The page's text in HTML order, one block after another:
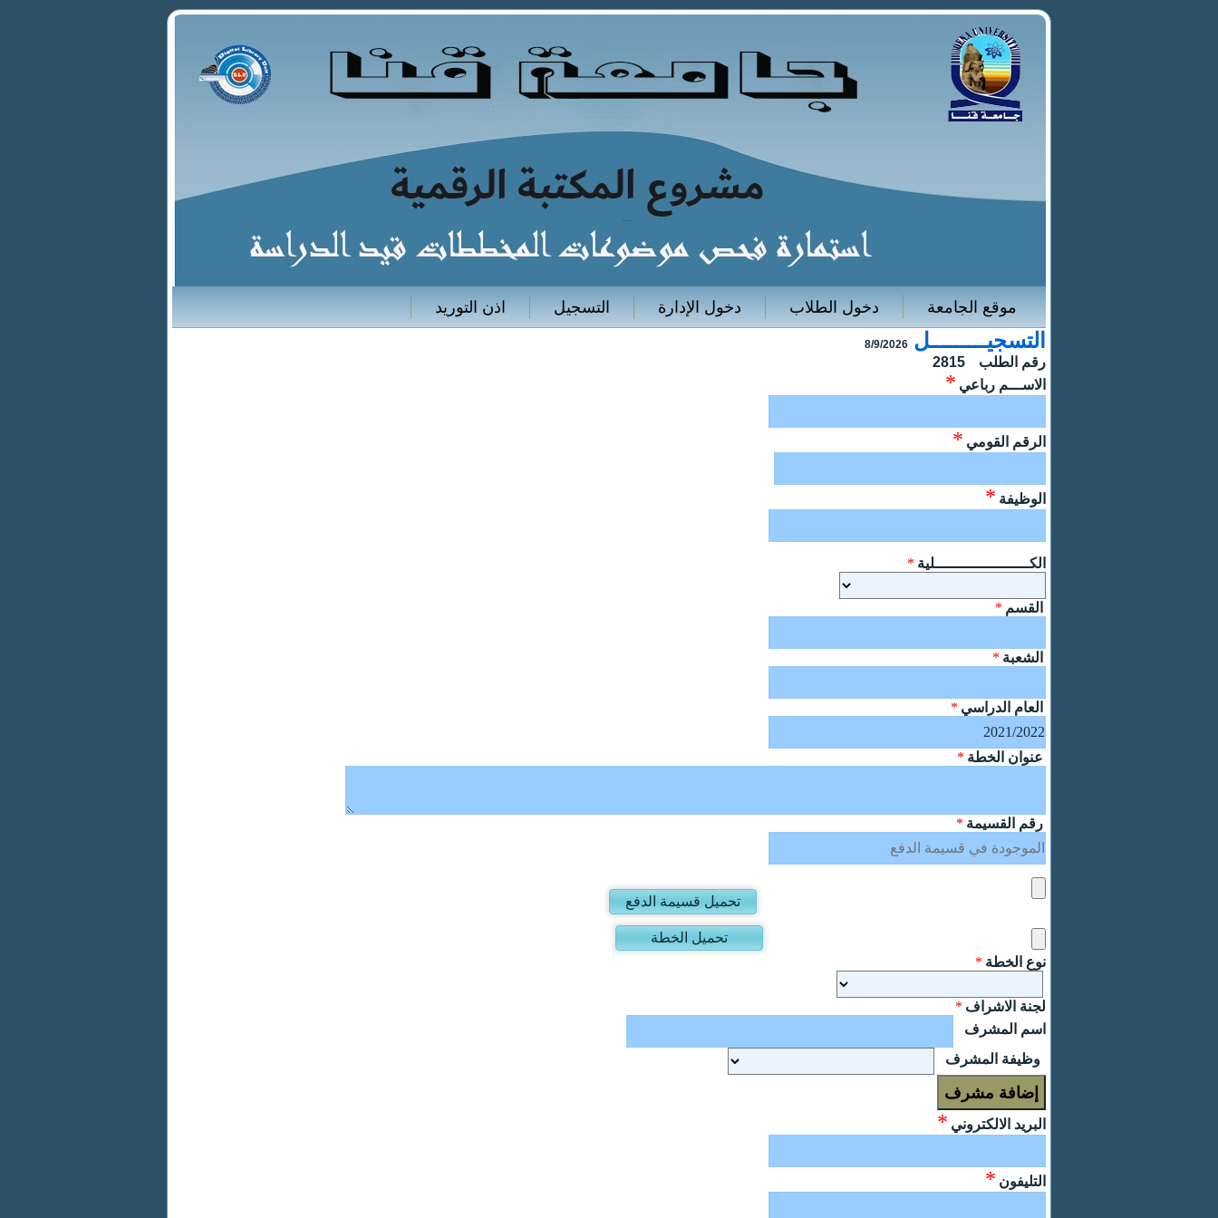
اذن التوريد التسجيل دخول الإدارة دخول الطلاب موقع الجامعة
التسجيـــــــــل 8/9/2026
رقم الطلب
2815
الاســـم رباعي *
الرقم القومي *
الوظيفة *
الكـــــــــــــــــــــلية *
القسم *
الشعبة *
العام الدراسي *
عنوان الخطة *
رقم القسيمة *
نوع الخطة *
لجنة الاشراف *
اسم المشرف
وظيفة المشرف
البريد الالكتروني *
التليفون *